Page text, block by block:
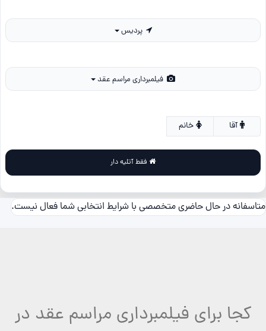
پردیس
خانم
متاسفانه در حال حاضری متخصصی با شرایط انتخابی شما فعال نیست.
کجا برای فیلمبرداری مراسم عقد در